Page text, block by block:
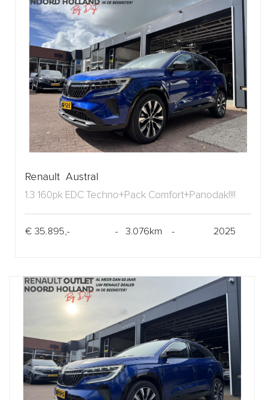
Renault Austral
1.3 160pk EDC Techno+Pack Comfort+Panodak!!!!
€ 35.895,- - 3.076km - 2025